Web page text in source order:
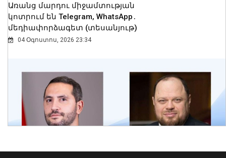
Ողբերգական դեպք Երևանում․
Կիևյան կամրջի տակ՝ ճանապարհի
երթևեկելի գոտում, հայտնաբերվել է
տղամարդու մարմին
Առանց մարդու միջամտության
կոտրում են Telegram, WhatsApp․
մեդիափորձագետ (տեսանյութ)
04 Օգոստոս, 2026 23:34